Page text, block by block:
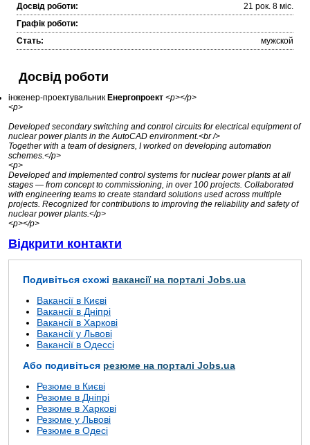
Досвід роботи:
21 рок. 8 міc.
Графік роботи:
Стать:
мужской
Досвід роботи
інженер-проектувальник Енергопроект <p></p>
<p>
Developed secondary switching and control circuits for electrical equipment of
nuclear power plants in the AutoCAD environment.<br />
Together with a team of designers, I worked on developing automation
schemes.</p>
<p>
Developed and implemented control systems for nuclear power plants at all
stages — from concept to commissioning, in over 100 projects. Collaborated
with engineering teams to create standard solutions used across multiple
projects. Recognized for contributions to improving the reliability and safety of
nuclear power plants.</p>
<p></p>
Відкрити контакти
Подивіться схожі вакансії на порталі Jobs.ua
Вакансії в Києві
Вакансії в Дніпрі
Вакансії в Харкові
Вакансії у Львові
Вакансії в Одессі
Або подивіться резюме на порталі Jobs.ua
Резюме в Києві
Резюме в Дніпрі
Резюме в Харкові
Резюме у Львові
Резюме в Одесі